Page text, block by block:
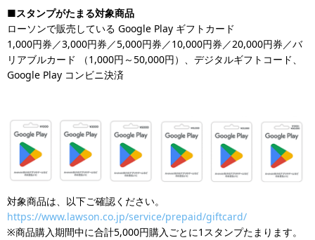
■スタンプがたまる対象商品
ローソンで販売している Google Play ギフトカード
1,000円券／3,000円券／5,000円券／10,000円券／20,000円券／バ
リアブルカード （1,000円～50,000円）、デジタルギフトコード、
Google Play コンビニ決済
対象商品は、以下ご確認ください。
https://www.lawson.co.jp/service/prepaid/giftcard/
※商品購入期間中に合計5,000円購入ごとに1スタンプたまります。